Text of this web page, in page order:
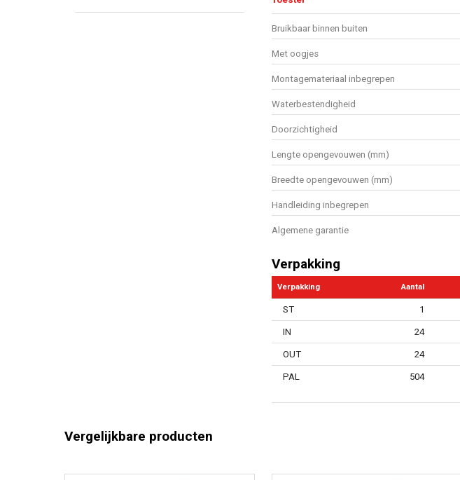
Bruikbaar binnen buiten
Met oogjes
Montagemateriaal inbegrepen
Waterbestendigheid
Doorzichtigheid
Lengte opengevouwen (mm)
Breedte opengevouwen (mm)
Handleiding inbegrepen
Algemene garantie
Verpakking
Verpakking Aantal
ST 1
IN 24
OUT 24
PAL 504
Vergelijkbare producten